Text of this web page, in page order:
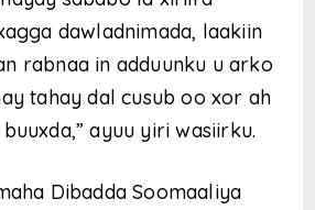
dawladnimada, laakiin
rabnaa in adduunku u arko
tahay dal cusub oo xor ah
ayuu yiri wasiirku.
Dibadda Soomaaliya